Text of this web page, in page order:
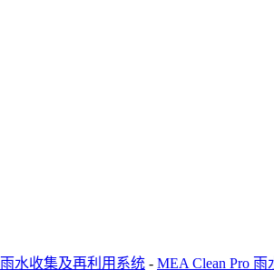
雨水收集及再利用系统 - MEA Clean Pro